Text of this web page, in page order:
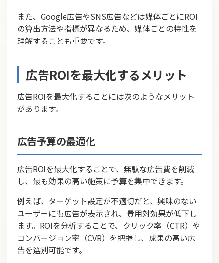
また、Google広告やSNS広告などは媒体ごとにROI
の算出方法や指標が異なるため、媒体ごとの特性を
理解することも重要です。
広告ROIを最大化するメリット
広告ROIを最大化することには次のようなメリット
があります。
広告予算の最適化
広告ROIを最大化することで、無駄な広告費を削減
し、最も効果の高い施策に予算を集中できます。
例えば、ターゲット設定が不適切だと、興味のない
ユーザーにも広告が表示され、費用対効果が低下し
ます。ROIを分析することで、クリック率（CTR）や
コンバージョン率（CVR）を把握し、成果の高い広
告を選別可能です。